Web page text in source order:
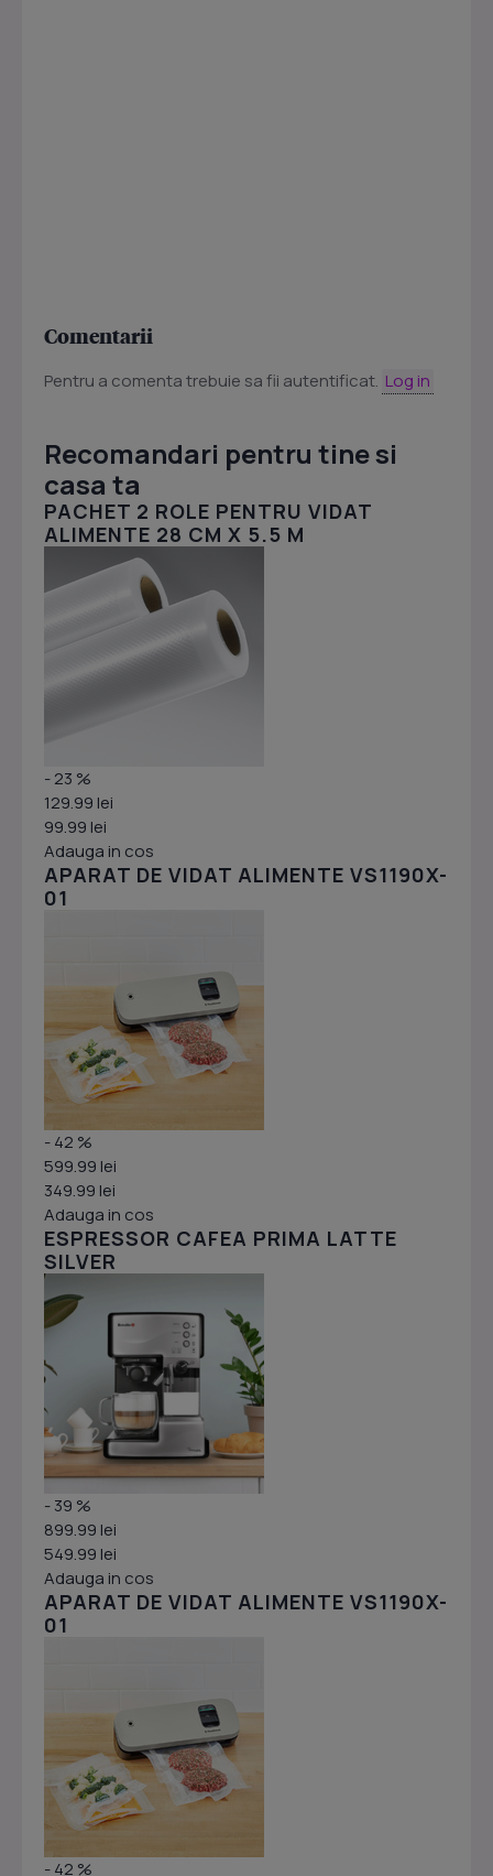
Comentarii
Pentru a comenta trebuie sa fii autentificat. Log in
Recomandari pentru tine si
casa ta
PACHET 2 ROLE PENTRU VIDAT
ALIMENTE 28 CM X 5.5 M
- 23 %
129.99 lei
99.99 lei
Adauga in cos
APARAT DE VIDAT ALIMENTE VS1190X-
01
- 42 %
599.99 lei
349.99 lei
Adauga in cos
ESPRESSOR CAFEA PRIMA LATTE
SILVER
- 39 %
899.99 lei
549.99 lei
Adauga in cos
APARAT DE VIDAT ALIMENTE VS1190X-
01
- 42 %